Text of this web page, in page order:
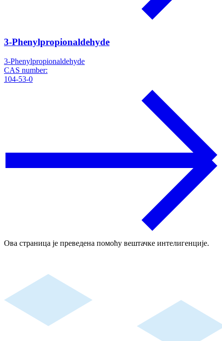
3-Phenylpropionaldehyde
3-Phenylpropionaldehyde
CAS number:
104-53-0
Ова страница је преведена помоћу вештачке интелигенције.